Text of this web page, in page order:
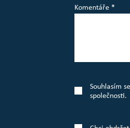
Komentáře *
Souhlasím
společnosti.